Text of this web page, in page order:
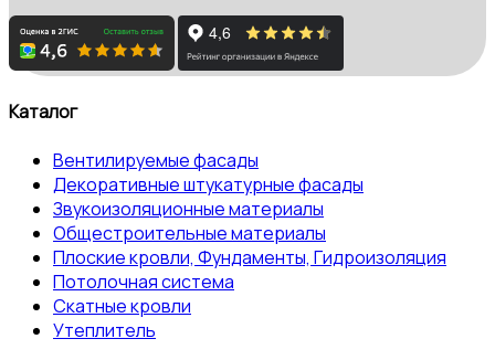
Каталог
Вентилируемые фасады
Декоративные штукатурные фасады
Звукоизоляционные материалы
Общестроительные материалы
Плоские кровли, Фундаменты, Гидроизоляция
Потолочная система
Скатные кровли
Утеплитель